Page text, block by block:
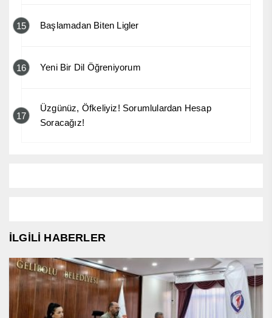
15 Başlamadan Biten Ligler
16 Yeni Bir Dil Öğreniyorum
17
Üzgünüz, Öfkeliyiz! Sorumlulardan Hesap
Soracağız!
İLGİLİ HABERLER